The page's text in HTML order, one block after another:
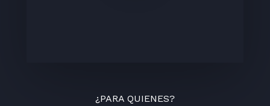
¿PARA QUIENES?